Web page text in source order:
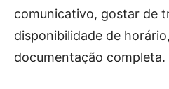
comunicativo, gostar de
disponibilidade de
documentação completa.